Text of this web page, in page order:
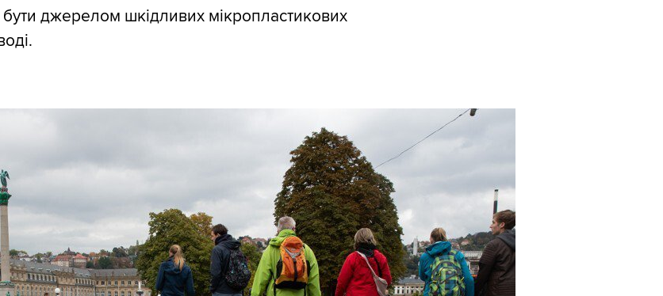
джерелом шкідливих мікропластикових